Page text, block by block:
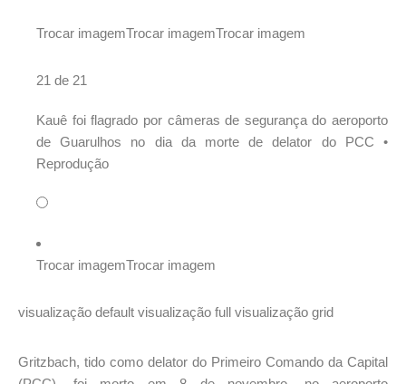
Trocar imagemTrocar imagemTrocar imagem
21 de 21
Kauê foi flagrado por câmeras de segurança do aeroporto
de Guarulhos no dia da morte de delator do PCC •
Reprodução
Trocar imagemTrocar imagem
visualização default visualização full visualização grid
Gritzbach, tido como delator do Primeiro Comando da Capital